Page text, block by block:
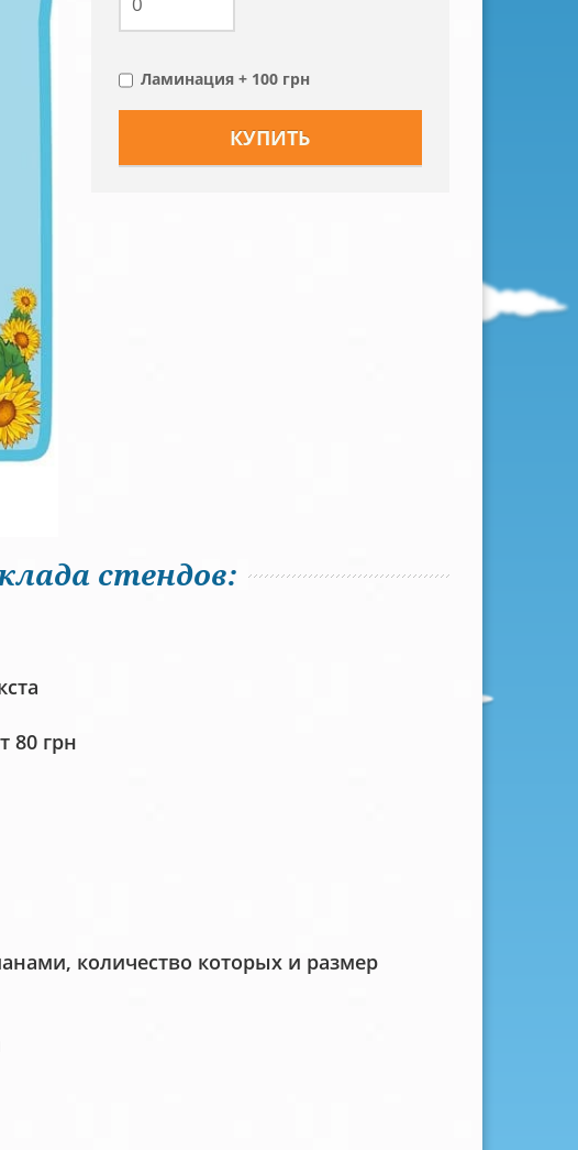
Ламинация + 100 грн
стендов:
80 грн
количество которых и размер